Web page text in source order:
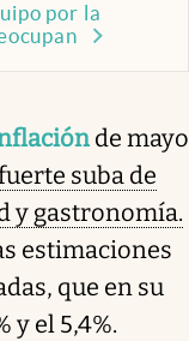
por la
de mayo
suba de
y gastronomía.
estimaciones
que en su
y el 5,4%.